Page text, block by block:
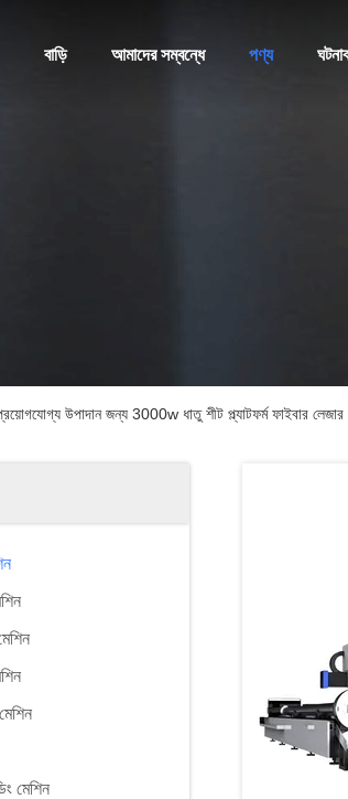
বাড়ি আমাদের সম্বন্ধে পণ্য
উপাদান জন্য 3000w ধাতু শীট প্ল্যাটফর্ম ফাইবার লেজার
মেশিন